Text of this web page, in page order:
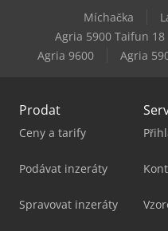
Kaeser Td 61
Kaeser Tf 230
Míchačka
Agria 5900 Taifun 18
Agria 9600
Agria
Prodat
Ceny a tarify
Podávat inzeráty
Spravovat inzeráty